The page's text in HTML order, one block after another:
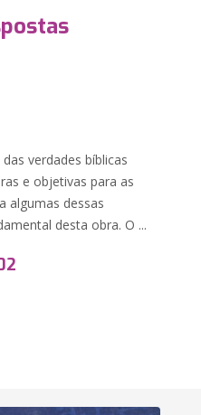
verdades bíblicas
e objetivas para as
algumas dessas
desta obra. O ...